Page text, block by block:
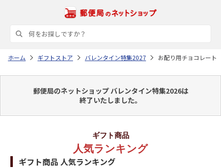
ホーム ギフトストア バレンタイン特集2027 お配り用チョコレート
郵便局のネットショップ バレンタイン特集2026は
終了いたしました。
ギフト商品
人気ランキング
ギフト商品 人気ランキング